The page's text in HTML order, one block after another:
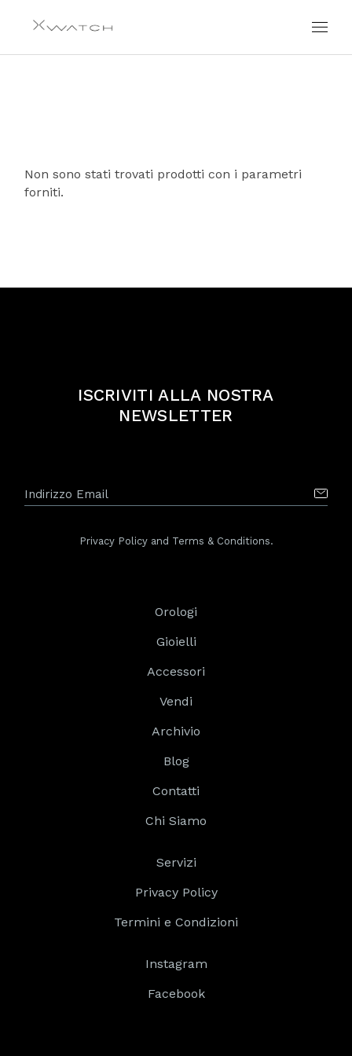
Non sono stati trovati prodotti con i parametri
forniti.
ISCRIVITI ALLA NOSTRA
NEWSLETTER
Privacy Policy and Terms & Conditions.
Orologi
Gioielli
Accessori
Vendi
Archivio
Blog
Contatti
Chi Siamo
Servizi
Privacy Policy
Termini e Condizioni
Instagram
Facebook